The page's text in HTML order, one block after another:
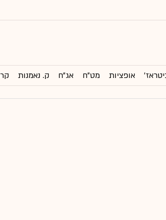
אופציות מט"ח אג"ח ק. נאמנות